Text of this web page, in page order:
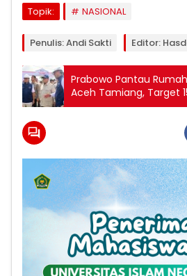
Topik:
NASIONAL
Penulis: Andi Sakti Editor:
Prabowo Pantau
Aceh Tamiang, Target
Rampung Tiga Bulan